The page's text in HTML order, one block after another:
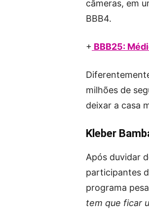
câmeras, em
BBB4.
+ BBB25:
milhões de
deixar a casa
Kleber
Após duvidar
participantes
programa
tem que ficar